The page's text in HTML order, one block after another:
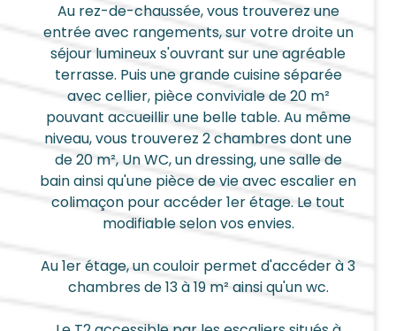
Au rez-de-chaussée, vous trouverez une
entrée avec rangements, sur votre droite un
séjour lumineux s'ouvrant sur une agréable
terrasse. Puis une grande cuisine séparée
avec cellier, pièce conviviale de 20 m²
pouvant accueillir une belle table. Au même
niveau, vous trouverez 2 chambres dont une
de 20 m², Un WC, un dressing, une salle de
bain ainsi qu'une pièce de vie avec escalier en
colimaçon pour accéder 1er étage. Le tout
modifiable selon vos envies.
Au 1er étage, un couloir permet d'accéder à 3
chambres de 13 à 19 m² ainsi qu'un wc.